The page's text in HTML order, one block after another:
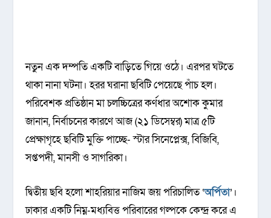
নতুন এক দম্পতি একটি বাড়িতে গিয়ে ওঠে। এরপর ঘটতে
থাকা নানা ঘটনা। হরর ঘরানা ছবিটি পেয়েছে পাঁচ হল।
পরিবেশক প্রতিষ্ঠান মা চলচ্চিত্রের কর্ণধার অশোক কুমার
জানান, নির্বাচনের কারণে আজ (২১ ডিসেম্বর) মাত্র ৫টি
প্রেক্ষাগৃহে ছবিটি মুক্তি পাচ্ছে- স্টার সিনেপ্লেক্স, বিজিবি,
সপ্তপদী, মানসী ও সাগরিকা।
দ্বিতীয় ছবি হলো শাহরিয়ার নাজিম জয় পরিচালিত ‘অর্পিতা’।
ঢাকার একটি নিম্ন-মধ্যবিত্ত পরিবারের গল্পকে কেন্দ্র করে এ